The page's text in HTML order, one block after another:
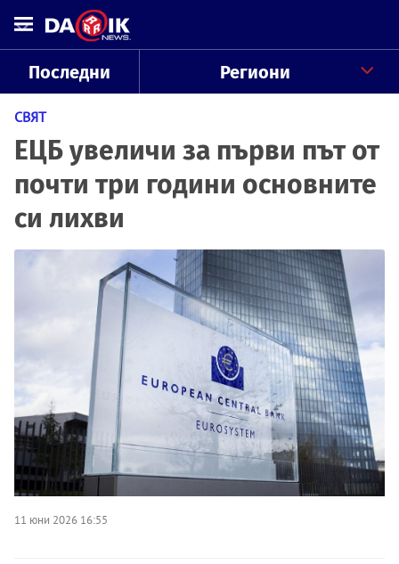
Последни Региони
СВЯТ
ЕЦБ увеличи за първи път от
почти три години основните
си лихви
11 юни 2026 16:55